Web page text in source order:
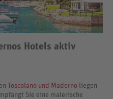
Hotels aktiv
Toscolano und Maderno liegen
Sie eine malerische